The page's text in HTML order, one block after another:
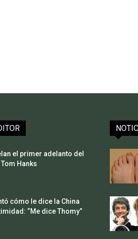
el primer adelanto del
Hanks
cómo le dice la China
“Me dice Thomy”